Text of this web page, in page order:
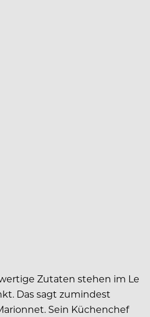
Zutaten stehen im Le
Das sagt zumindest
Sein Küchenchef